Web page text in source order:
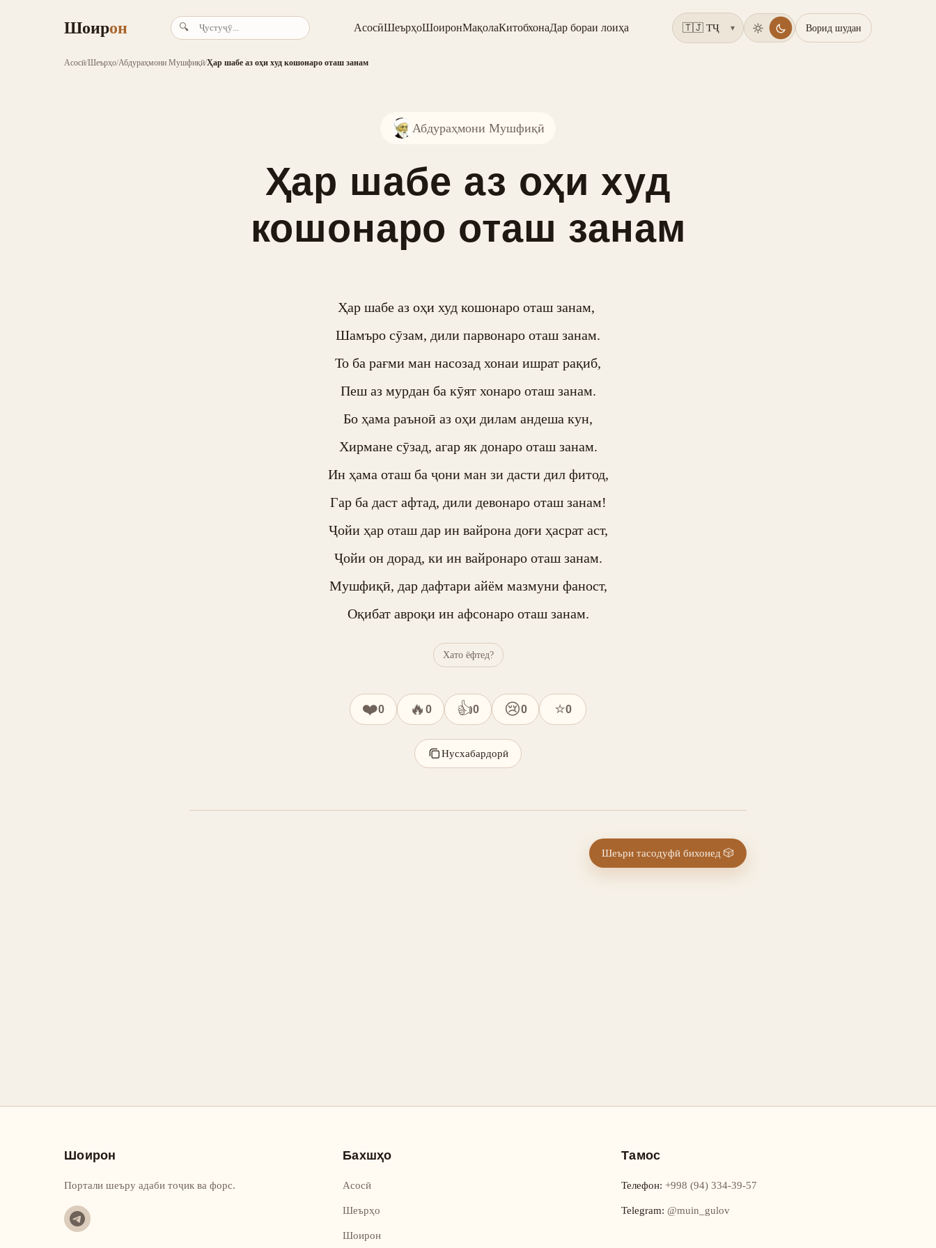
Шоирон 🔍 АсосӣШеърҳоШоиронМақолаКитобхонаДар бораи лоиҳа ▾ Ворид шудан
Асосӣ/Шеърҳо/Абдураҳмони Мушфиқӣ/Ҳар шабе аз оҳи худ кошонаро оташ занам
Абдураҳмони Мушфиқӣ
Ҳар шабе аз оҳи худ
кошонаро оташ занам
Ҳар шабе аз оҳи худ кошонаро оташ занам,
Шамъро сӯзам, дили парвонаро оташ занам.
То ба рағми ман насозад хонаи ишрат рақиб,
Пеш аз мурдан ба кӯят хонаро оташ занам.
Бо ҳама раъноӣ аз оҳи дилам андеша кун,
Хирмане сӯзад, агар як донаро оташ занам.
Ин ҳама оташ ба ҷони ман зи дасти дил фитод,
Гар ба даст афтад, дили девонаро оташ занам!
Ҷойи ҳар оташ дар ин вайрона доғи ҳасрат аст,
Ҷойи он дорад, ки ин вайронаро оташ занам.
Мушфиқӣ, дар дафтари айём мазмуни фаност,
Оқибат авроқи ин афсонаро оташ занам.
Хато ёфтед?
❤️0 🔥 0 👍0 😢0 ⭐0
Нусхабардорӣ
Шеъри тасодуфӣ бихонед 🎲
Шоирон
Портали шеъру адаби тоҷик ва форс.
Бахшҳо
Асосӣ
Шеърҳо
Шоирон
Тамос
Телефон: +998 (94) 334-39-57
Telegram: @muin_gulov